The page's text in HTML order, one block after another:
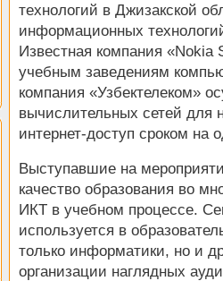
технологий в Джизакской
информационных
Известная компания
учебным заведениям
компания «Узбектелеком»
вычислительных сетей для
интернет-доступ сроком на
Выступавшие на
качество образования во
ИКТ в учебном процессе.
используется в
только информатики, но и
организации наглядных